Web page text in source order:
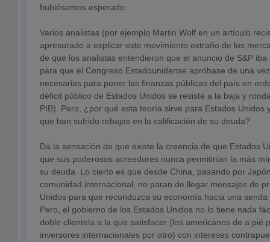
hubiésemos esperado.
Varios analistas (por ejemplo Martin Wolf en un artículo
apresurado a explicar este movimiento extraño de los
de que los analistas entendieron que el anuncio de S&P
para que el Congreso Estadounidense aprobase de una
necesarias para poner las finanzas públicas del país en
déficit público de Estados Unidos se resiste a la baja y
PIB). Pero, ¿por qué esta teoría sirve para Estados Unidos
que han sufrido rebajas en la calificación de su deuda?
Da la sensación de que existe la creencia de que Estados
que sus poderosos acreedores nunca permitirían la más
su deuda. Lo cierto es que desde China, pasando por
comunidad internacional, no paran de llegar mensajes de
Unidos para que reconduzca su economía hacia una
Pero, el gobierno de los Estados Unidos no lo tiene nada
doble clientela a la que satisfacer (los americanos de a pié
inversores internacionales por otro) con intereses